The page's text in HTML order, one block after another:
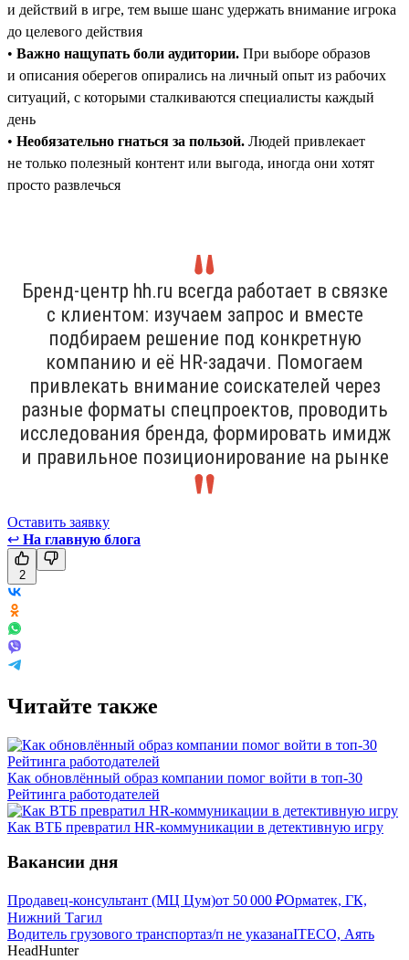
и действий в игре, тем выше шанс удержать внимание игрока
до целевого действия
• Важно нащупать боли аудитории. При выборе образов
и описания оберегов опирались на личный опыт из рабочих
ситуаций, с которыми сталкиваются специалисты каждый
день
• Необязательно гнаться за пользой. Людей привлекает
не только полезный контент или выгода, иногда они хотят
просто развлечься
Бренд-центр hh.ru всегда работает в связке
с клиентом: изучаем запрос и вместе
подбираем решение под конкретную
компанию и её HR-задачи. Помогаем
привлекать внимание соискателей через
разные форматы спецпроектов, проводить
исследования бренда, формировать имидж
и правильное позиционирование на рынке
Оставить заявку
↩ На главную блога
2
Читайте также
Как обновлённый образ компании помог войти в топ-30
Рейтинга работодателей
Как ВТБ превратил HR-коммуникации в детективную игру
Вакансии дня
Продавец-консультант (МЦ Цум)от 50 000 ₽Орматек, ГК,
Нижний Тагил
Водитель грузового транспортаз/п не указанаITECO, Аять
HeadHunter